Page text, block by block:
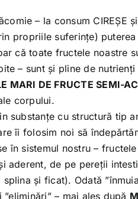
– la consum CIREȘE
propriile suferințe)
că toate fructele noastre
– sunt și pline de
MARI DE FRUCTE SEMI-
corpului.
substanțe cu structură tip
îi folosim noi să
în sistemul nostru –
aderent, de pe pereții
și ficat). Odată
– mai ales după